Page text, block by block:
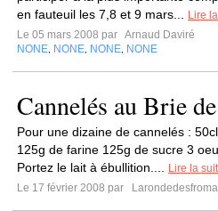
en fauteuil les 7,8 et 9 mars...
Lire
Le 05 mars 2008 par Arnaud Daviré
NONE NONE NONE NONE
Cannelés au Brie
Pour une dizaine de cannelés :
125g de farine 125g de sucre 3
Portez le lait à ébullition....
Lire la
Le 17 février 2008 par